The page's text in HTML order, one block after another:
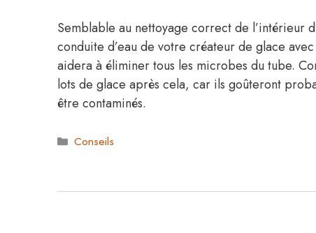
Semblable au nettoyage correct de l’intérieur
conduite d’eau de votre créateur de glace
aidera à éliminer tous les microbes du tube.
lots de glace après cela, car ils goûteront
être contaminés.
Catégories
Conseils